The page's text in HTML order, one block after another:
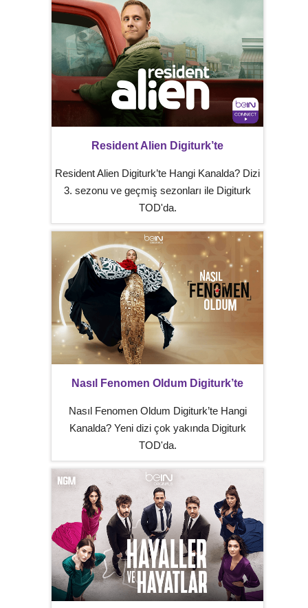
Resident Alien Digiturk’te
Resident Alien Digiturk’te Hangi Kanalda? Dizi
3. sezonu ve geçmiş sezonları ile Digiturk
TOD'da.
Nasıl Fenomen Oldum Digiturk’te
Nasıl Fenomen Oldum Digiturk’te Hangi
Kanalda? Yeni dizi çok yakında Digiturk
TOD'da.